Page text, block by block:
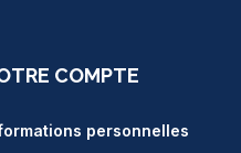
COMPTE
personnelles